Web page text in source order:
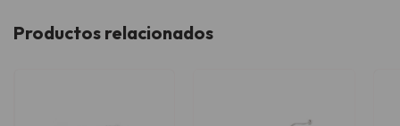
Productos relacionados